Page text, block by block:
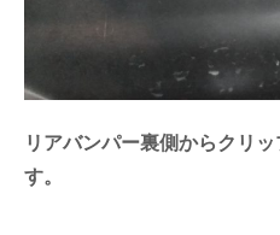
リアバンパー裏側からクリ
す。